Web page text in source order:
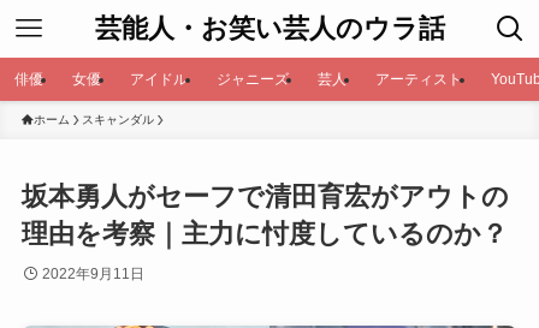
芸能人・お笑い芸人のウラ話
俳優 女優 アイドル ジャニーズ 芸人 アーティスト
ホーム スキャンダル
坂本勇人がセーフで清田育宏がアウトの
理由を考察｜主力に忖度しているのか？
2022年9月11日